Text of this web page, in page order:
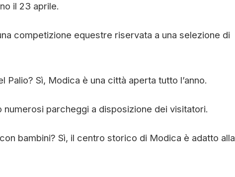
il 23 aprile.
competizione equestre riservata a una selezione di
Sì, Modica è una città aperta tutto l’anno.
parcheggi a disposizione dei visitatori.
bambini? Sì, il centro storico di Modica è adatto alla